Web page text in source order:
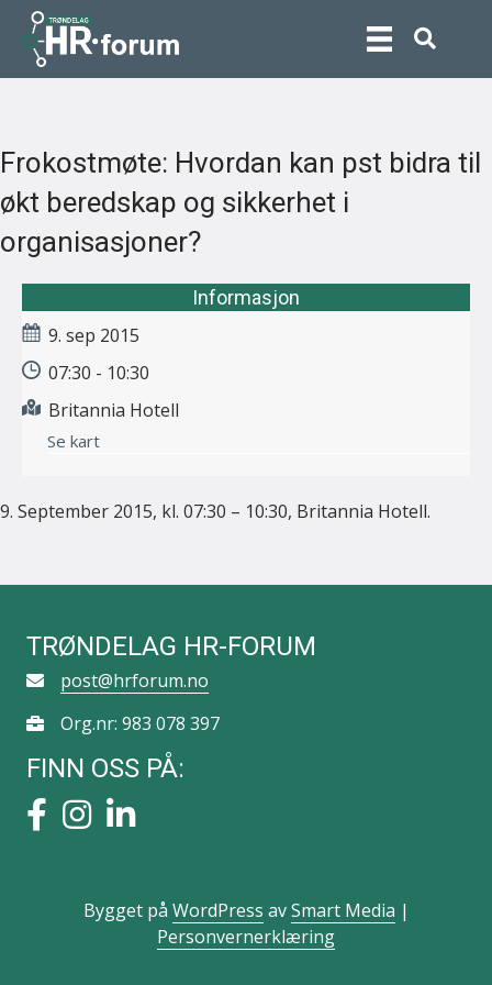
Frokostmøte: Hvordan kan pst bidra til
økt beredskap og sikkerhet i
organisasjoner?
Informasjon
9. sep 2015
07:30 - 10:30
Britannia Hotell
Se kart
9. September 2015, kl. 07:30 – 10:30, Britannia Hotell.
TRØNDELAG HR-FORUM
post@hrforum.no
Org.nr: 983 078 397
FINN OSS PÅ:
Bygget på WordPress avSmart Media |
Personvernerklæring